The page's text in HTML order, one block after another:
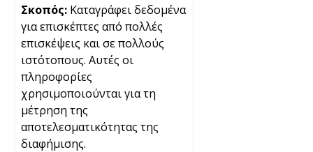
Καταγράφει δεδομένα
για επισκέπτες από πολλές
επισκέψεις και σε πολλούς
ιστότοπους. Αυτές οι
πληροφορίες
χρησιμοποιούνται για τη
μέτρηση της
αποτελεσματικότητας της
διαφήμισης.